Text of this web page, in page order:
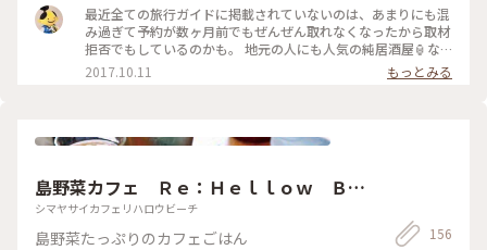
最近全ての旅行ガイドに掲載されていないのは、あまりにも混
み過ぎて予約が数ヶ月前でもぜんぜん取れなくなったから取材
拒否でもしているのかも。 地元の人にも人気の純居酒屋🏮な
のに、酒もろくに飲まない子連れの観光客が増えているから。
そして‘ことりっぷ女子’からは嫌われるだろうけど、あえて言
2017.10.11 もっとみる
島野菜カフェ Ｒｅ：Ｈｅｌｌｏｗ Ｂｅ
ａｃｈ
シマヤサイカフェリハロウビーチ
島野菜たっぷりのカフェごはん 156